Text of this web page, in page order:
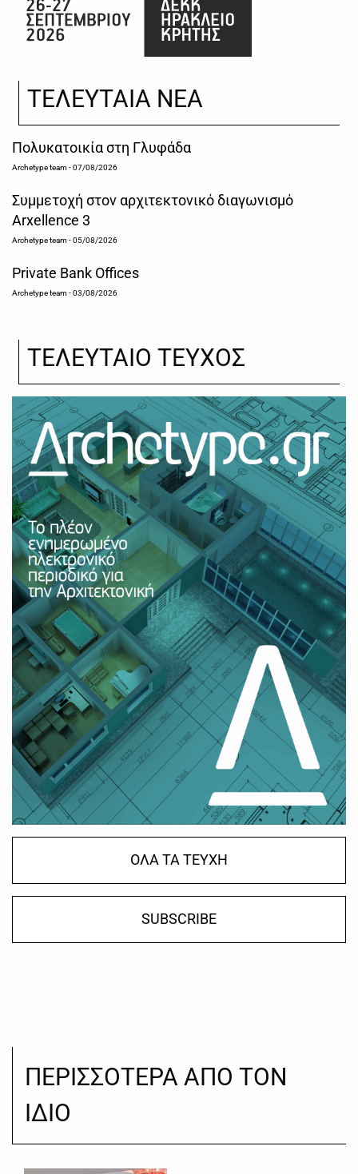
ΤΕΛΕΥΤΑΙΑ ΝΕΑ
Πολυκατοικία στη Γλυφάδα
Archetype team- 07/08/2026
Συμμετοχή στον αρχιτεκτονικό διαγωνισμό
Arxellence 3
Archetype team- 05/08/2026
Private Bank Offices
Archetype team- 03/08/2026
ΤΕΛΕΥΤΑΙΟ ΤΕΥΧΟΣ
ΟΛΑ ΤΑ ΤΕΥΧΗ
SUBSCRIBE
ΠΕΡΙΣΣΟΤΕΡΑ ΑΠΟ ΤΟΝ
ΙΔΙΟ